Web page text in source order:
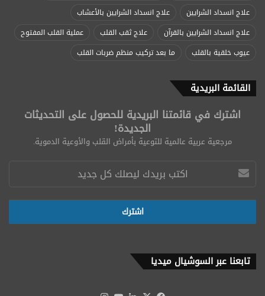
علاج انسداد الشرايين
علاج انسداد الشرايين بالأعشاب
علاج انسداد الشرايين بالقرآن
علاج ثقب القلب
عملية القلب المفتوح
عيوب خلقية بالقلب
ما بعد تركيب منظم ضربات القلب
القائمة البريدية
اشترك في قائمتنا البريدية للحصول على التحديثات
الجديدة!
مرجعية عربية عالمية للتوعية بأمراض القلب والأوعية الدموية.
تابعنا عبر السوشيال ميديا